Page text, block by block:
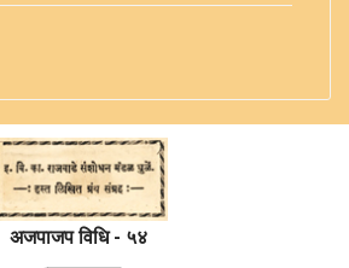
अजपाजप विधि - ५४